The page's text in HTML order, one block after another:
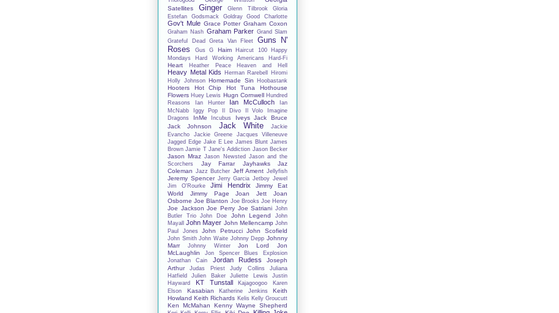
Satellites
Ginger Glenn Tilbrook
Gloria
Estefan
Godsmack Goldray Good Charlotte
Gov't Mule Grace Potter Graham Coxon
Graham Nash Graham Parker Grand Slam
Grateful Dead
Greta Van Fleet
Guns N'
Roses
Gus G Haim Haircut 100
Happy
Mondays
Hard Working Americans Hard-Fi
Heart Heather Peace Heaven and Hell
Heavy Metal Kids Herman Rarebell
Hiromi
Holly Johnson Homemade Sin Hoobastank
Hooters Hot Chip Hot Tuna
Hothouse
Flowers Huey Lewis Hugn Cornwell Hundred
Reasons
Ian Hunter Ian McCulloch
Ian
McNabb
Iggy Pop Il Divo Il Volo
Imagine
Dragons
InMe Incubus Iveys
Jack Bruce
Jack Johnson
Jack White
Jackie
Evancho
Jackie Greene
Jacques Villeneuve
Jagged Edge Jake E Lee James Blunt James
Brown Jamie T Jane's Addiction Jason Becker
Jason Mraz Jason Newsted Jason and the
Scorchers
Jay Farrar Jayhawks
Jaz
Coleman Jazz Butcher Jeff Ament Jellyfish
Jeremy Spencer Jerry Garcia Jetboy Jewel
Jim O'Rourke
Jimi Hendrix
Jimmy Eat
World
Jimmy Page Joan Jett
Joan
Osborne Joe Blanton Joe Brooks Joe Henry
Joe Jackson Joe Perry Joe Satriani John
Butler Trio
John Doe John Legend
John
Mayall
John Mayer John Mellencamp John
Paul Jones
John Petrucci John Scofield
John Smith John Waite Johnny Depp Johnny
Marr
Johnny Winter Jon Lord
Jon
McLaughlin
Jon Spencer Blues Explosion
Jonathan Cain
Jordan Rudess
Joseph
Arthur
Judas Priest Judy Collins
Juliana
Hatfield
Julien Baker Juliette Lewis
Justin
Hayward
KT Tunstall Kajagoogoo
Karen
Elson
Kasabian Katherine Jenkins
Keith
Howland Keith Richards Kelis Kelly Groucutt
Ken McMahan Kenny Wayne Shepherd